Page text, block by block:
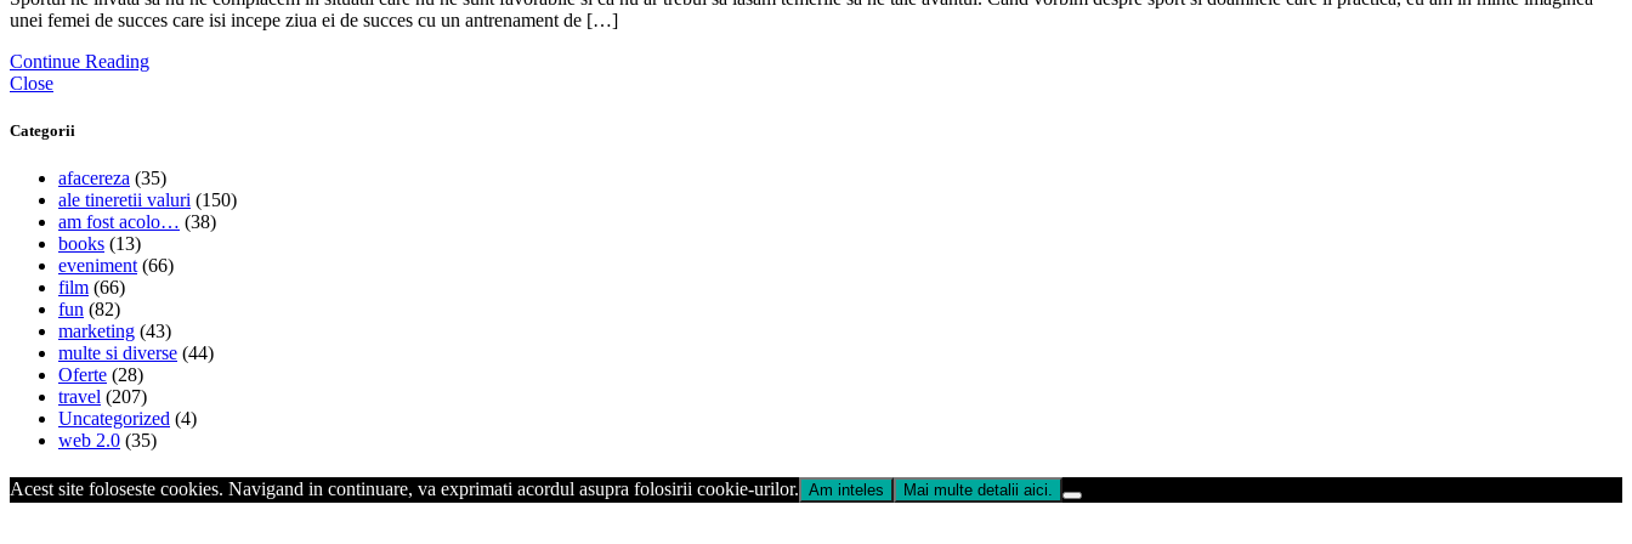
unei femei de succes care isi incepe ziua ei de succes cu un antrenament de […]
Continue Reading
Close
Categorii
afacereza (35)
ale tineretii valuri (150)
am fost acolo… (38)
books (13)
eveniment (66)
film (66)
fun (82)
marketing (43)
multe si diverse (44)
Oferte (28)
travel (207)
Uncategorized (4)
web 2.0 (35)
Acest site foloseste cookies. Navigand in continuare, va exprimati acordul asupra folosirii cookie-urilor. Am inteles Mai multe detalii aici.